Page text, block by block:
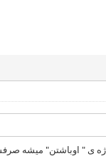
ی " اوباشتن" میشه